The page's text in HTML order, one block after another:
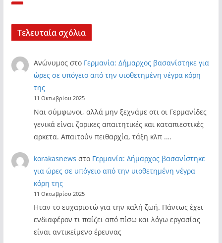
Τελευταία σχόλια
Ανώνυμος στο Γερμανία: Δήμαρχος βασανίστηκε για
ώρες σε υπόγειο από την υιοθετημένη νέγρα κόρη
της
11 Οκτωβρίου 2025
Ναι σύμφωνοι, αλλά μην ξεχνάμε οτι οι Γερμανίδες
γενικά είναι ζορικες απαιτητικές και καταπιεστικές
αρκετα. Απαιτούν πειθαρχία, τάξη κλπ .…
korakasnews στο Γερμανία: Δήμαρχος βασανίστηκε
για ώρες σε υπόγειο από την υιοθετημένη νέγρα
κόρη της
11 Οκτωβρίου 2025
Ηταν το ευχαριστώ για την καλή ζωή. Πάντως έχει
ενδιαφέρον τι παίζει από πίσω και λόγω εργασίας
είναι αντικείμενο έρευνας